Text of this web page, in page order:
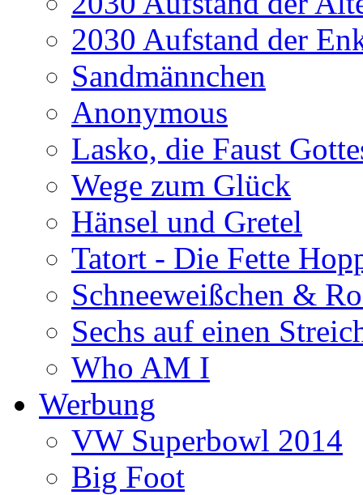
2030 Aufstand der
Sandmännchen
Anonymous
Lasko, die Faust
Wege zum Glück
Hänsel und Gretel
Tatort - Die Fette
Schneeweißchen &
Sechs auf einen
Who AM I
Werbung
VW Superbowl 2014
Big Foot